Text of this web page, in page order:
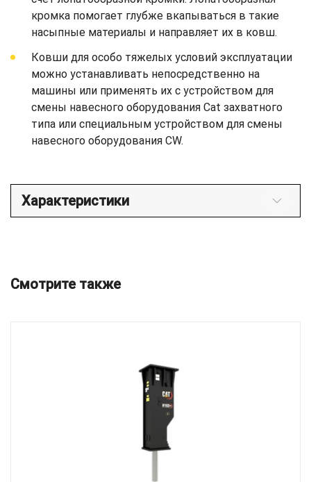
кромка помогает глубже вкапываться в такие
насыпные материалы и направляет их в ковш.
Ковши для особо тяжелых условий эксплуатации
можно устанавливать непосредственно на
машины или применять их с устройством для
смены навесного оборудования Cat захватного
типа или специальным устройством для смены
навесного оборудования CW.
Характеристики
Смотрите также